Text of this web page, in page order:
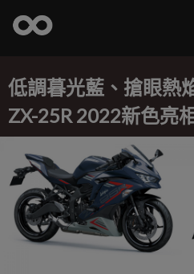
低調暮光藍、搶眼熱
ZX-25R 2022新色亮